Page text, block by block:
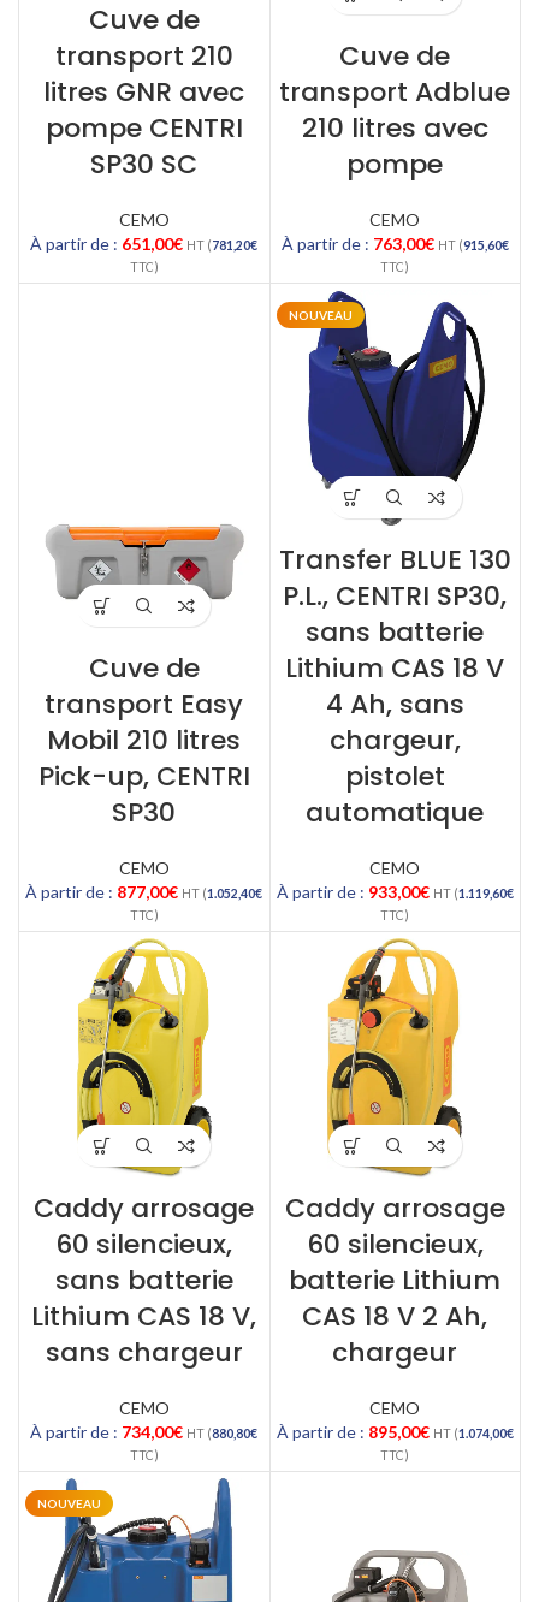
Cuve de
transport 210
litres GNR avec
pompe CENTRI
SP30 SC
CEMO
À partir de : 651,00€ HT (781,20€
TTC)
Cuve de
transport Adblue
210 litres avec
pompe
CEMO
À partir de : 763,00€ HT (915,60€
TTC)
Cuve de
transport Easy
Mobil 210 litres
Pick-up, CENTRI
SP30
CEMO
À partir de : 877,00€ HT (1.052,40€
TTC)
NOUVEAU
Transfer BLUE 130
P.L., CENTRI SP30,
sans batterie
Lithium CAS 18 V
4 Ah, sans
chargeur,
pistolet
automatique
CEMO
À partir de : 933,00€ HT (1.119,60€
TTC)
Caddy arrosage
60 silencieux,
sans batterie
Lithium CAS 18 V,
sans chargeur
CEMO
À partir de : 734,00€ HT (880,80€
TTC)
Caddy arrosage
60 silencieux,
batterie Lithium
CAS 18 V 2 Ah,
chargeur
CEMO
À partir de : 895,00€ HT (1.074,00€
TTC)
NOUVEAU